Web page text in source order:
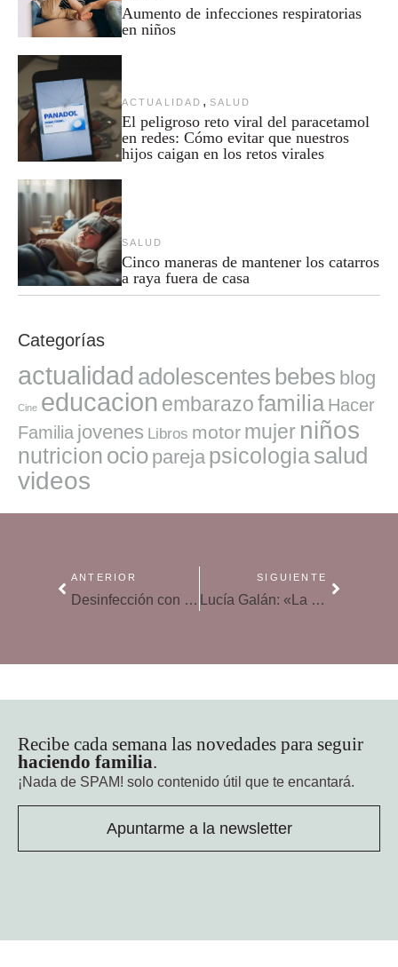
Aumento de infecciones respiratorias
en niños
ACTUALIDAD , SALUD
El peligroso reto viral del paracetamol
en redes: Cómo evitar que nuestros
hijos caigan en los retos virales
SALUD
Cinco maneras de mantener los catarros
a raya fuera de casa
Categorías
actualidad adolescentes bebes blog
Cine educacion embarazofamilia Hacer
Familia jovenes Libros motor mujer niños
nutricion ocio pareja psicologiasalud
videos
ANTERIOR
Desinfección con lejía: guía para intentar acabar con el coronavirus
SIGUIENTE
Lucía Galán: «La Covid-19 en niños es indistinguible de otras enfermedades respiratorias»
Recibe cada semana las novedades para seguir
haciendo familia.
¡Nada de SPAM! solo contenido útil que te encantará.
Apuntarme a la newsletter